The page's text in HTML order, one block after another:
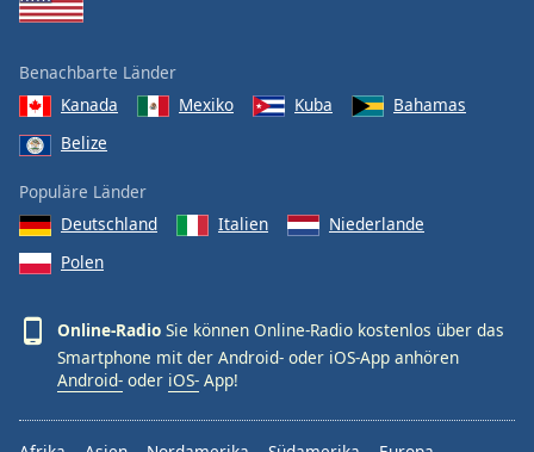
Benachbarte Länder
Kanada
Mexiko Kuba
Bahamas
Belize
Populäre Länder
Deutschland
Italien
Niederlande
Polen
Online-Radio Sie können Online-Radio kostenlos über das
Smartphone mit der Android- oder iOS-App anhören
Android- oder iOS- App!